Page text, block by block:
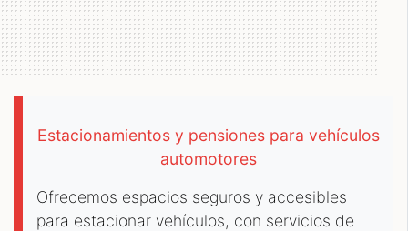
Estacionamientos y pensiones para vehículos
automotores
Ofrecemos espacios seguros y accesibles
para estacionar vehículos, con servicios de